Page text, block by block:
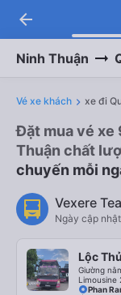
arrow_back
Ninh Thuận
Vé xe khách xe đi
Đặt mua vé xe
Thuận chất
chuyến mỗi
Vexere
Ngày cập
Lộc
Giường
Limousine
Phan